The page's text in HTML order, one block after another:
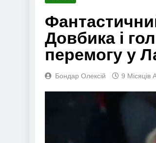
Довбика і
перемогу у
Бондар Олексій 9 Місяців